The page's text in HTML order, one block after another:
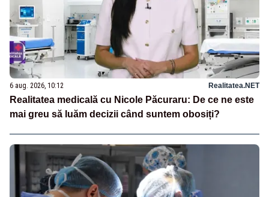
6 aug. 2026, 10:12 Realitatea.NET
Realitatea medicală cu Nicole Păcuraru: De ce ne este
mai greu să luăm decizii când suntem obosiți?